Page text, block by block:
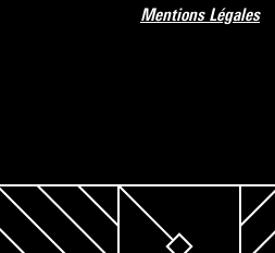
Mentions Légales